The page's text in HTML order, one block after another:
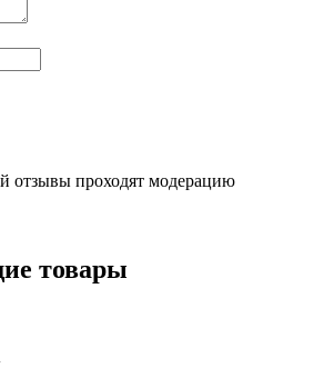
отзывы проходят модерацию
товары